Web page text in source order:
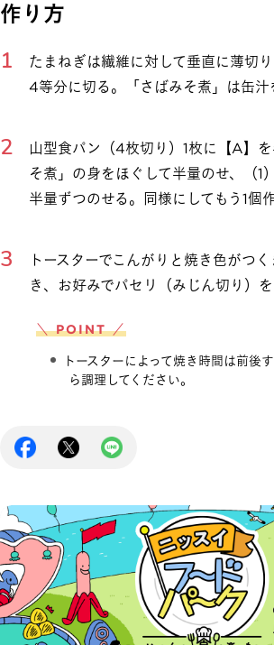
作り方
たまねぎは繊維に対して垂直に薄切
4等分に切る。「さばみそ煮」は缶汁
山型食パン（4枚切り）1枚に【A】
そ煮」の身をほぐして半量のせ、（1
半量ずつのせる。同様にしてもう1個作
トースターでこんがりと焼き色がつ
き、お好みでパセリ（みじん切り）を
＼ POINT ／
トースターによって焼き時間は前後
ら調理してください。